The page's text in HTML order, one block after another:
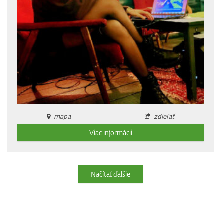
mapa
zdieľať
Viac informácii
Načítať ďalšie